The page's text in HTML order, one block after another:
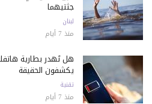
جثتيهما
لبنان
منذ 7 أيام
هل تُهدر بطارية
يكشفون الحقيقة
تقنية
منذ 7 أيام